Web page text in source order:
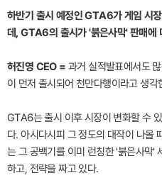
하반기 출시 예정인 GTA6가 게임 시
데, GTA6의 출시가 '붉은사막' 판매에
허진영 CEO =과거 실적발표에서도
이 먼저 출시되어 천만다행이라고 생각
GTA6는 출시 이후 시장이 변화할 수
다. 아시다시피 그 정도의 대작이 나올
는 그 공백기를 이미 런칭한 '붉은사막'
하고, 전략을 짜고 있다.